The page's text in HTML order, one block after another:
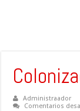
Administraador
Comentarios